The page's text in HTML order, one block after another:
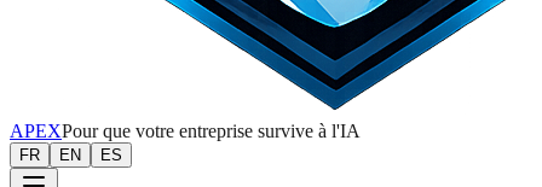
APEXPour que votre entreprise survive à l'IA
FR EN ES